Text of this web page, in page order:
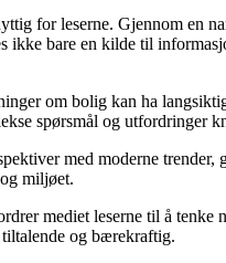
for leserne. Gjennom en
ikke bare en kilde til
om bolig kan ha
spørsmål og utfordringer
med moderne trender,
miljøet.
mediet leserne til å tenke
tiltalende og bærekraftig.